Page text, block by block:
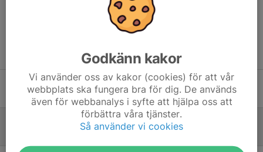
Tidigare nyheter
Bortamatch söndag?
27 mar 2025 0
Träningsmatcher inför seriestarten.
16 mar 2025
Godkänn kakor
Vi använder oss av kakor (cookies) för att vår
webbplats ska fungera bra för dig. De används
även för webbanalys i syfte att hjälpa oss att
förbättra våra tjänster.
Så använder vi cookies